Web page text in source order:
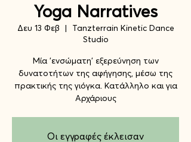
Yoga Narratives
Δευ 13 Φεβ
Tanzterrain Kinetic Dance
Studio
Μία 'ενσώματη' εξερεύνηση των
δυνατοτήτων της αφήγησης, μέσω της
πρακτικής της γιόγκα. Κατάλληλο και για
Αρχάριους
Οι εγγραφές έκλεισαν